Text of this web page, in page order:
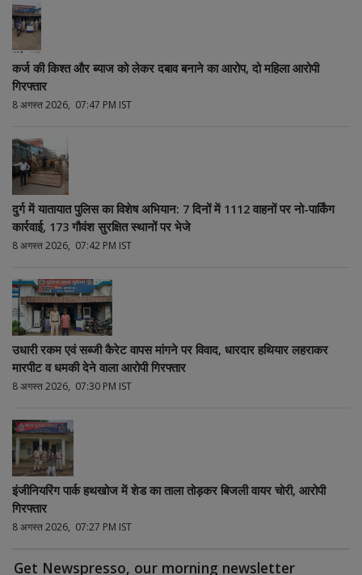
कर्ज की किश्त और ब्याज को लेकर दबाव बनाने का आरोप, दो महिला आरोपी
गिरफ्तार
8 अगस्त 2026, 07:47 PM IST
दुर्ग में यातायात पुलिस का विशेष अभियान: 7 दिनों में 1112 वाहनों पर नो-पार्किंग
कार्रवाई, 173 गौवंश सुरक्षित स्थानों पर भेजे
8 अगस्त 2026, 07:42 PM IST
उधारी रकम एवं सब्जी कैरेट वापस मांगने पर विवाद, धारदार हथियार लहराकर
मारपीट व धमकी देने वाला आरोपी गिरफ्तार
8 अगस्त 2026, 07:30 PM IST
इंजीनियरिंग पार्क हथखोज में शेड का ताला तोड़कर बिजली वायर चोरी, आरोपी
गिरफ्तार
8 अगस्त 2026, 07:27 PM IST
Get Newspresso, our morning newsletter